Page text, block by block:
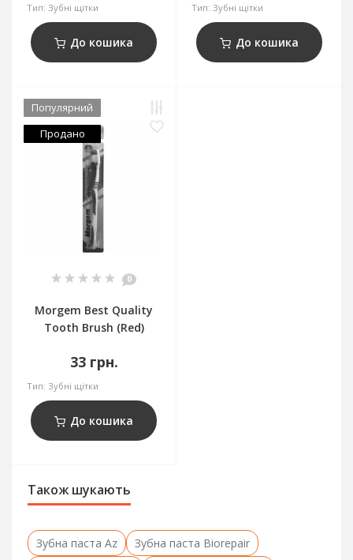
Тип: Зубні щітки
До кошика
Тип: Зубні щітки
До кошика
Популярний
Продано
0
Morgem Best Quality
Tooth Brush (Red)
33 грн.
Тип: Зубні щітки
До кошика
Також шукають
Зубна паста Az Зубна паста Biorepair